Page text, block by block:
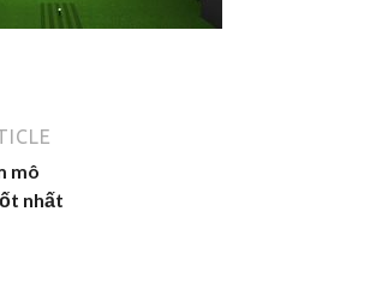
mô
nhất